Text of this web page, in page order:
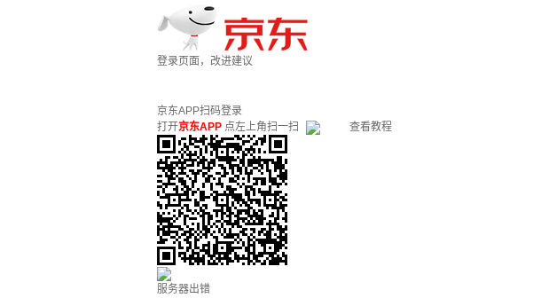
登录页面，改进建议
京东APP扫码登录
打开京东APP 点左上角扫一扫 查看教程
服务器出错